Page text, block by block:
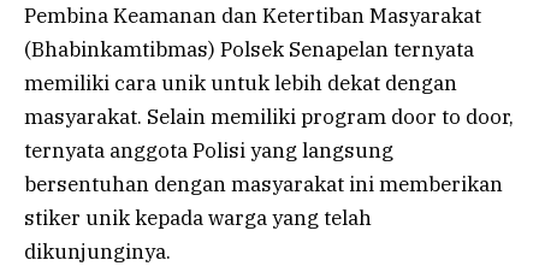
Pembina Keamanan dan Ketertiban Masyarakat
(Bhabinkamtibmas) Polsek Senapelan ternyata
memiliki cara unik untuk lebih dekat dengan
masyarakat. Selain memiliki program door to door,
ternyata anggota Polisi yang langsung
bersentuhan dengan masyarakat ini memberikan
stiker unik kepada warga yang telah
dikunjunginya.